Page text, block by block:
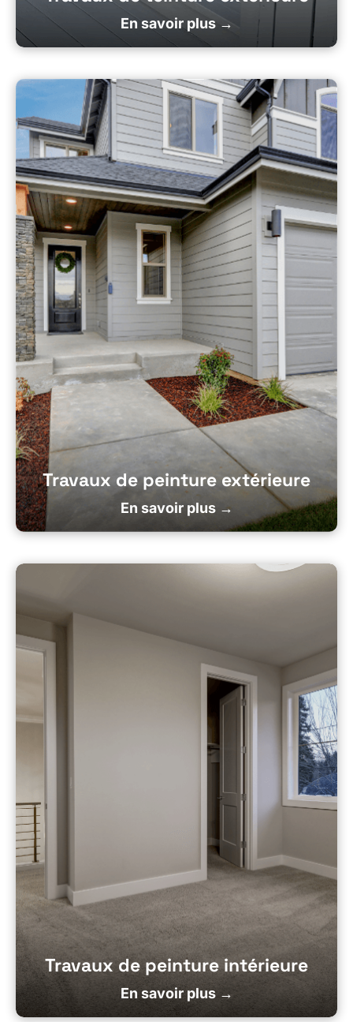
En savoir plus →
Travaux de peinture extérieure
En savoir plus →
Travaux de peinture intérieure
En savoir plus →